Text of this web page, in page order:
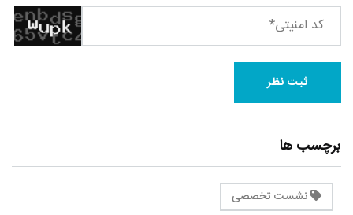
برچسب ها
نشست تخصصی